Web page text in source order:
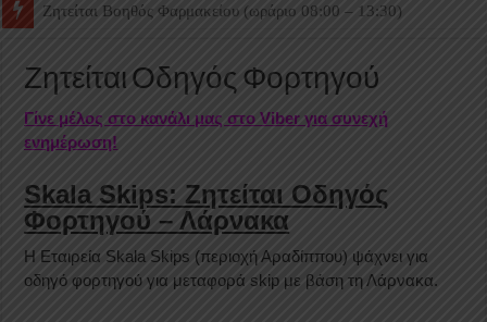
Ζητείται Βοηθός Θαλάμου
Ζητείται Οδηγός Φορτηγού
Γίνε μέλος στο κανάλι μας στο Viber για συνεχή
ενημέρωση!
Skala Skips: Ζητείται Οδηγός
Φορτηγού – Λάρνακα
H Εταιρεία Skala Skips (περιοχή Αραδίππου) ψάχνει για
οδηγό φορτηγού για μεταφορά skip με βάση τη Λάρνακα.